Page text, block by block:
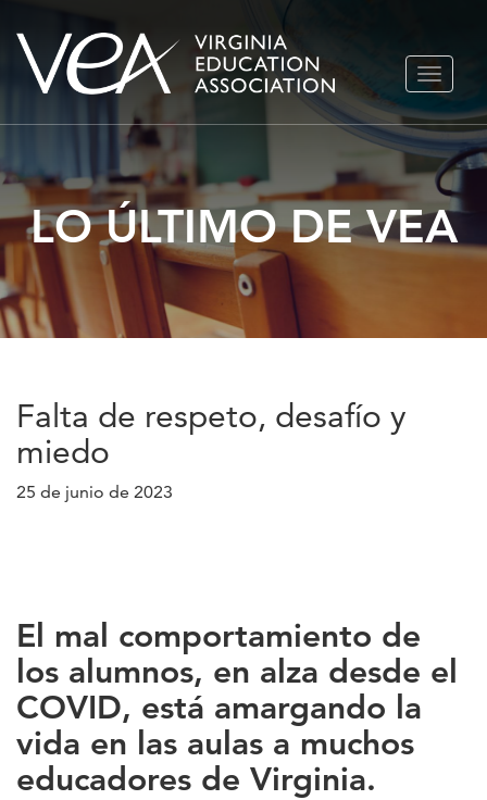
Ir
LO ÚLTIMO DE VEA
Falta de respeto, desafío y
miedo
25 de junio de 2023
El mal comportamiento de
los alumnos, en alza desde el
COVID, está amargando la
vida en las aulas a muchos
educadores de Virginia.